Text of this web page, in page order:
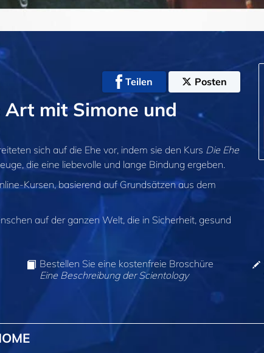
Teilen Posten
Art mit Simone und
sich auf die Ehe vor, indem sie den Kurs Die Ehe
die eine liebevolle und lange Bindung ergeben.
Kursen, basierend auf Grundsätzen aus dem
auf der ganzen Welt, die in Sicherheit, gesund
Bestellen Sie eine kostenfreie Broschüre
Eine Beschreibung der Scientology